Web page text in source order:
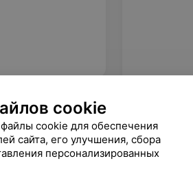
cookie
cookie для обеспечения
сайта, его улучшения, сбора
персонализированных